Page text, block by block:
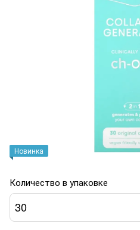
Новинка
Количество в упаковке
30